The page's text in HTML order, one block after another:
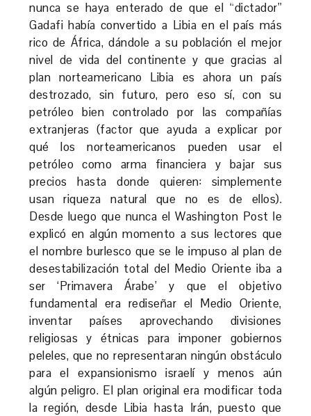
nunca se haya enterado de que el “dictador”
Gadafi había convertido a Libia en el país más
rico de África, dándole a su población el mejor
nivel de vida del continente y que gracias al
plan norteamericano Libia es ahora un país
destrozado, sin futuro, pero eso sí, con su
petróleo bien controlado por las compañías
extranjeras (factor que ayuda a explicar por
qué los norteamericanos pueden usar el
petróleo como arma financiera y bajar sus
precios hasta donde quieren: simplemente
usan riqueza natural que no es de ellos).
Desde luego que nunca el Washington Post le
explicó en algún momento a sus lectores que
el nombre burlesco que se le impuso al plan de
desestabilización total del Medio Oriente iba a
ser ‘Primavera Árabe’ y que el objetivo
fundamental era rediseñar el Medio Oriente,
inventar países aprovechando divisiones
religiosas y étnicas para imponer gobiernos
peleles, que no representaran ningún obstáculo
para el expansionismo israelí y menos aún
algún peligro. El plan original era modificar toda
la región, desde Libia hasta Irán, puesto que